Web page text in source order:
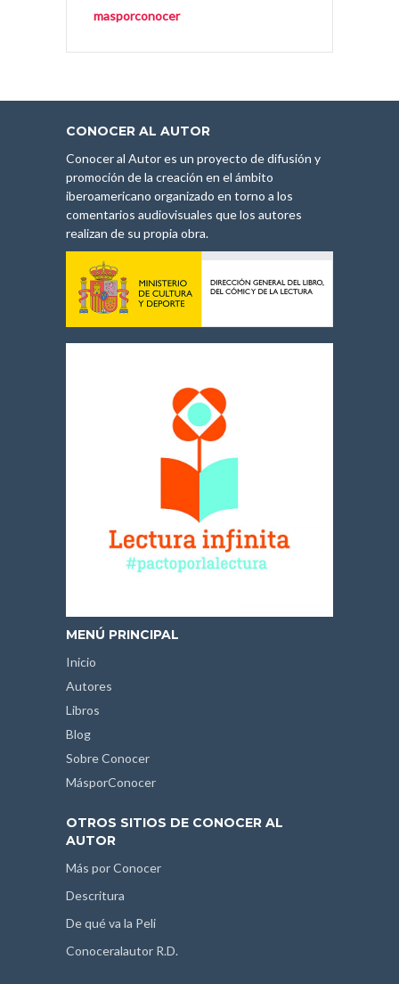
masporconocer
CONOCER AL AUTOR
Conocer al Autor es un proyecto de difusión y
promoción de la creación en el ámbito
iberoamericano organizado en torno a los
comentarios audiovisuales que los autores
realizan de su propia obra.
MENÚ PRINCIPAL
Inicio
Autores
Libros
Blog
Sobre Conocer
MásporConocer
OTROS SITIOS DE CONOCER AL
AUTOR
Más por Conocer
Descritura
De qué va la Peli
Conoceralautor R.D.